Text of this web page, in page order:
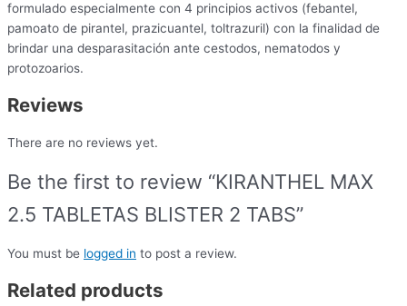
formulado especialmente con 4 principios activos (febantel,
pamoato de pirantel, prazicuantel, toltrazuril) con la finalidad de
brindar una desparasitación ante cestodos, nematodos y
protozoarios.
Reviews
There are no reviews yet.
Be the first to review “KIRANTHEL MAX
2.5 TABLETAS BLISTER 2 TABS”
You must be logged in to post a review.
Related products